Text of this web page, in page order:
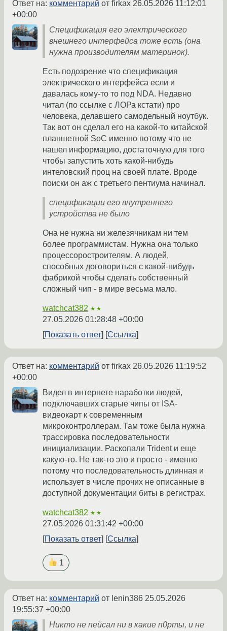
Ответ на: комментарий от firkax 26.05.2026 11:12:01
+00:00
Спецификация его электрического
внешнего интерфейса тоже есть (она
нужна производителям материнок).
Есть подозрение что спецификация
электрического интерфейса если и
давалась кому-то то под NDA. Недавно
читал (по ссылке с ЛОРа кстати) про
человека, делавшего самодельный ноутбук.
Так вот он сделал его на какой-то китайской
планшетной SoC именно потому что не
нашел информацию, достаточную для того
чтобы запустить хоть какой-нибудь
интеловский проц на своей плате. Вроде
поиски он аж с третьего пентиума начинал.
спецификации его внутреннего
устройства не было
Она не нужна ни железячникам ни тем
более программистам. Нужна она только
процессоростроителям. А людей,
способных договориться с какой-нибудь
фабрикой чтобы сделать собственный
сложный чип - в мире весьма мало.
watchcat382 ★★
27.05.2026 01:28:48 +00:00
Показать ответ
Ссылка
Ответ на: комментарий от firkax 26.05.2026 11:19:52
+00:00
Видел в интернете наработки людей,
подключавших старые чипы от ISA-
видеокарт к современным
микроконтроллерам. Там тоже была нужна
трассировка последовательности
инициализации. Раскопали Trident и еще
какую-то. Не так-то это и просто - именно
потому что последовательность длинная и
использует в числе прочих не описанные в
доступной документации биты в регистрах.
watchcat382 ★★
27.05.2026 01:31:42 +00:00
Показать ответ
Ссылка
1
Ответ на: комментарий от lenin386 25.05.2026
19:55:37 +00:00
Никто не пейсал ни в какие п0рты, и не